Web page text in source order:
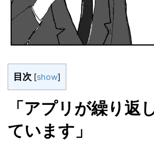
目次 [show]
「アプリが繰り返
ています」